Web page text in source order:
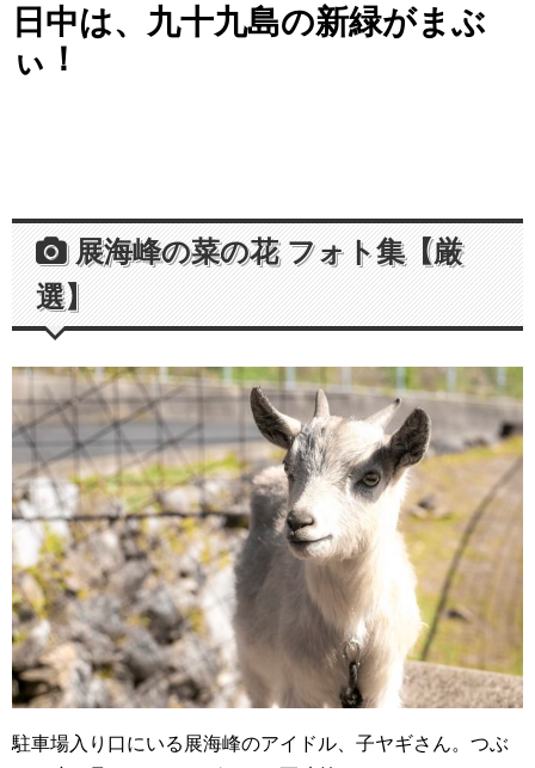
日中は、九十九島の新緑がまぶ
ぃ！
展海峰の菜の花 フォト集【厳
選】
駐車場入り口にいる展海峰のアイドル、子ヤギさん。つぶ